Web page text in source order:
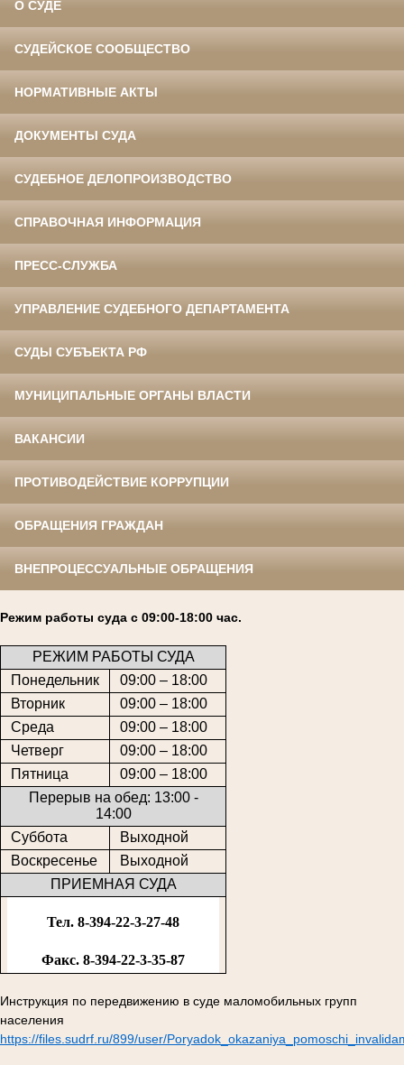
О СУДЕ
СУДЕЙСКОЕ СООБЩЕСТВО
НОРМАТИВНЫЕ АКТЫ
ДОКУМЕНТЫ СУДА
СУДЕБНОЕ ДЕЛОПРОИЗВОДСТВО
СПРАВОЧНАЯ ИНФОРМАЦИЯ
ПРЕСС-СЛУЖБА
УПРАВЛЕНИЕ СУДЕБНОГО ДЕПАРТАМЕНТА
СУДЫ СУБЪЕКТА РФ
МУНИЦИПАЛЬНЫЕ ОРГАНЫ ВЛАСТИ
ВАКАНСИИ
ПРОТИВОДЕЙСТВИЕ КОРРУПЦИИ
ОБРАЩЕНИЯ ГРАЖДАН
ВНЕПРОЦЕССУАЛЬНЫЕ ОБРАЩЕНИЯ
Режим работы суда с 09:00-18:00 час.
РЕЖИМ РАБОТЫ СУДА
Понедельник
09:00 – 18:00
Вторник
09:00 – 18:00
Среда
09:00 – 18:00
Четверг
09:00 – 18:00
Пятница
09:00 – 18:00
Перерыв на обед: 13:00 -
14:00
Суббота
Выходной
Воскресенье
Выходной
ПРИЕМНАЯ СУДА
Тел. 8-394-22-3-27-48
Факс. 8-394-22-3-35-87
Инструкция по передвижению в суде маломобильных групп
населения
https://files.sudrf.ru/899/user/